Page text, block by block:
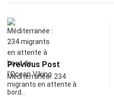
Previous Post
Méditerranée : 234
migrants en attente à
bord…